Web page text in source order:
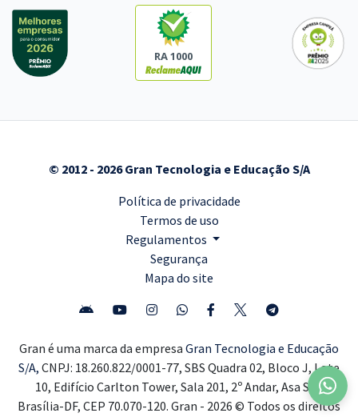
RA 1000
© 2012 - 2026 Gran Tecnologia e Educação S/A
Política de privacidade
Termos de uso
Regulamentos
Segurança
Mapa do site
Gran é uma marca da empresa Gran Tecnologia e Educação
S/A, CNPJ: 18.260.822/0001-77, SBS Quadra 02, Bloco J, Lote
10, Edifício Carlton Tower, Sala 201, 2º Andar, Asa Sul,
Brasília-DF, CEP 70.070-120. Gran - 2026 © Todos os direitos